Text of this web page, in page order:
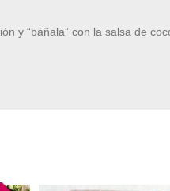
y “báñala” con la salsa de